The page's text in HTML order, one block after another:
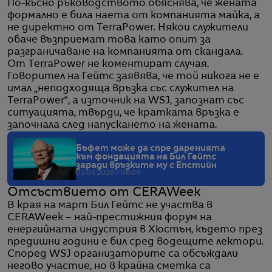
По-късно ръководството обяснява, че жената
формално е била наета от компанията майка, а
не директно от TerraPower. Някои служители
обаче възприемат това като опит за
разграничаване на компанията от скандала.
От TerraPower не коментират случая.
Говорител на Гейтс заявява, че той никога не е
имал „неподходяща връзка със служител на
TerraPower“, а източник на WSJ, запознат със
ситуацията, твърди, че кратката връзка е
започнала след напускането на жената.
Бъфет може да спре даренията
към фондацията на Бил Гейтс
заради връзките му с Епстийн
05.04.2026 / 06:04
Отсъствието от CERAWeek
В края на март Бил Гейтс не участва в
CERAWeek – най-престижния форум на
енергийната индустрия в Хюстън, където през
предишни години е бил сред водещите лектори.
Според WSJ организаторите са обсъждали
негово участие, но в крайна сметка са